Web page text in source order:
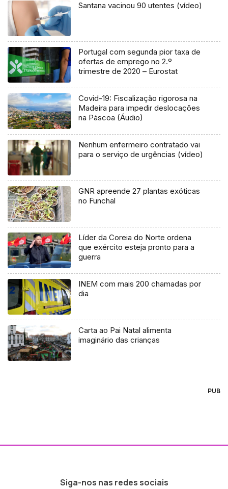
Santana vacinou 90 utentes (vídeo)
Portugal com segunda pior taxa de
ofertas de emprego no 2.º
trimestre de 2020 – Eurostat
Covid-19: Fiscalização rigorosa na
Madeira para impedir deslocações
na Páscoa (Áudio)
Nenhum enfermeiro contratado vai
para o serviço de urgências (vídeo)
GNR apreende 27 plantas exóticas
no Funchal
Líder da Coreia do Norte ordena
que exército esteja pronto para a
guerra
INEM com mais 200 chamadas por
dia
Carta ao Pai Natal alimenta
imaginário das crianças
PUB
Siga-nos nas redes sociais